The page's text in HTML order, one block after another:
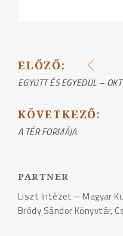
ELŐZŐ:
EGYÜTT ÉS EGYEDÜL –
KÖVETKEZŐ:
A TÉR FORMÁJA
PARTNER
Liszt Intézet – Magyar
Bródy Sándor Könyvtár,